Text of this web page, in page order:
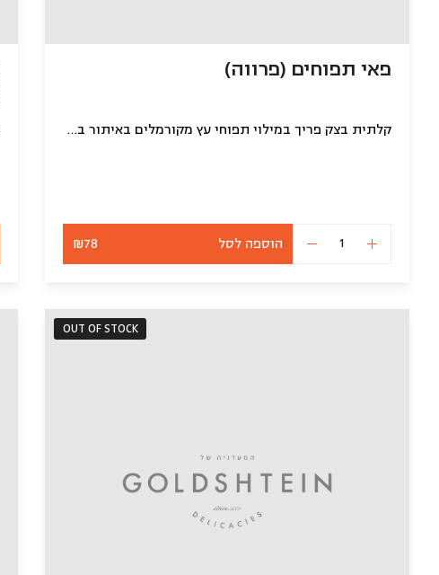
פאי תפוחים (פרווה)
קלתית בצק פריך במילוי תפוחי עץ מקורמלים באיתור בצק אפוי
כמות
של
(פרווה)
הוספה לסל ₪78
OUT OF STOCK